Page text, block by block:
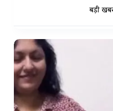
बड़ी